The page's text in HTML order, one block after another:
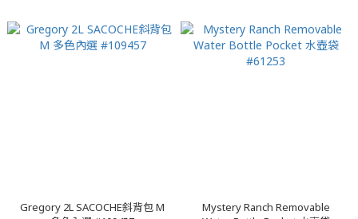
Gregory 2L SACOCHE斜背包 M
Mystery Ranch Removable